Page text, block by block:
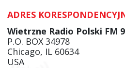
ADRES
Wietrzne Radio Polski FM
P.O. BOX 34978
Chicago, IL 60634
USA